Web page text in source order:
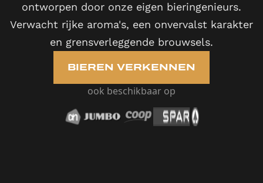
ontworpen door onze eigen bieringenieurs.
Verwacht rijke aroma's, een onvervalst karakter
en grensverleggende brouwsels.
BIEREN VERKENNEN
ook beschikbaar op